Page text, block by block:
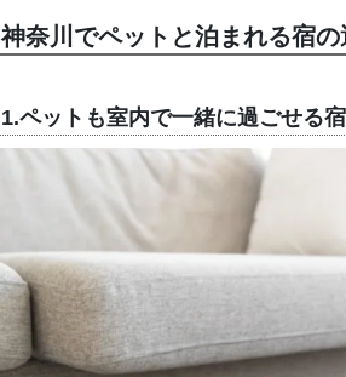
神奈川でペットと泊まれる宿の
1.ペットも室内で一緒に過ごせる